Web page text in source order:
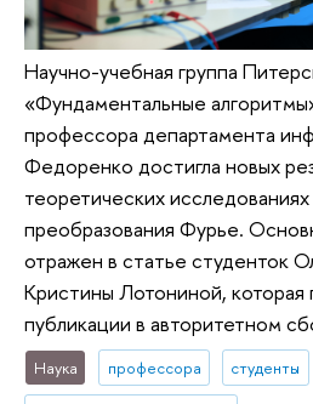
Научно-учебная группа
«Фундаментальные
профессора департамента
Федоренко достигла новых
теоретических
преобразования Фурье.
отражен в статье студенток
Кристины Лотониной, которая
публикации в авторитетном
Наука профессора студенты